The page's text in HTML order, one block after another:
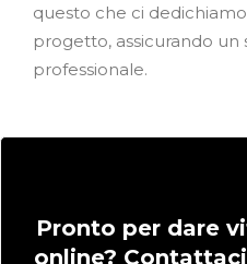
questo che ci
progetto, assicurando
professionale.
Pronto per dare
online?